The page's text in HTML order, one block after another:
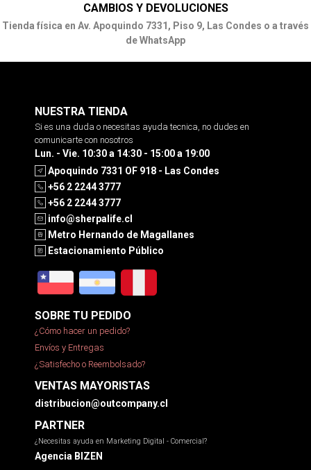
CAMBIOS Y DEVOLUCIONES
Tienda física en Av. Apoquindo 7331, Piso 9, Las Condes o a través
de WhatsApp
NUESTRA TIENDA
Si es una duda o necesitas ayuda tecnica, no dudes en
comunicarte con nosotros
Lun. - Vie. 10:30 a 14:30 - 15:00 a 19:00
Apoquindo 7331 OF 918 - Las Condes
+56 2 2244 3777
+56 2 2244 3777
info@sherpalife.cl
Metro Hernando de Magallanes
Estacionamiento Público
SOBRE TU PEDIDO
¿Cómo hacer un pedido?
Envíos y Entregas
¿Satisfecho o Reembolsado?
VENTAS MAYORISTAS
distribucion@outcompany.cl
PARTNER
¿Necesitas ayuda en Marketing Digital - Comercial?
Agencia BIZEN